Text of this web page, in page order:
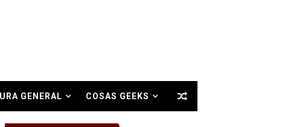
GENERAL COSAS GEEKS